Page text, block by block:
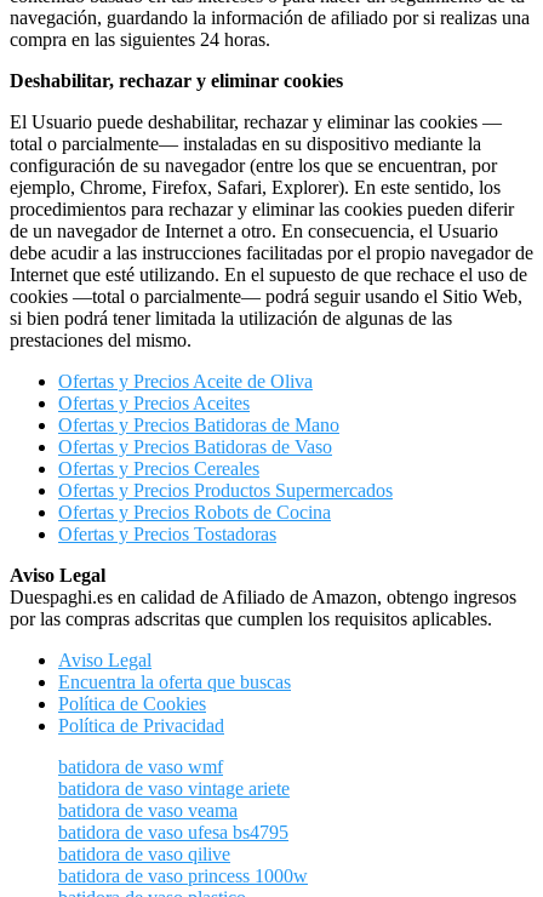
navegación, guardando la información de afiliado por si realizas una
compra en las siguientes 24 horas.
Deshabilitar, rechazar y eliminar cookies
El Usuario puede deshabilitar, rechazar y eliminar las cookies —
total o parcialmente— instaladas en su dispositivo mediante la
configuración de su navegador (entre los que se encuentran, por
ejemplo, Chrome, Firefox, Safari, Explorer). En este sentido, los
procedimientos para rechazar y eliminar las cookies pueden diferir
de un navegador de Internet a otro. En consecuencia, el Usuario
debe acudir a las instrucciones facilitadas por el propio navegador de
Internet que esté utilizando. En el supuesto de que rechace el uso de
cookies —total o parcialmente— podrá seguir usando el Sitio Web,
si bien podrá tener limitada la utilización de algunas de las
prestaciones del mismo.
Ofertas y Precios Aceite de Oliva
Ofertas y Precios Aceites
Ofertas y Precios Batidoras de Mano
Ofertas y Precios Batidoras de Vaso
Ofertas y Precios Cereales
Ofertas y Precios Productos Supermercados
Ofertas y Precios Robots de Cocina
Ofertas y Precios Tostadoras
Aviso Legal
Duespaghi.es en calidad de Afiliado de Amazon, obtengo ingresos
por las compras adscritas que cumplen los requisitos aplicables.
Aviso Legal
Encuentra la oferta que buscas
Política de Cookies
Política de Privacidad
batidora de vaso wmf
batidora de vaso vintage ariete
batidora de vaso veama
batidora de vaso ufesa bs4795
batidora de vaso qilive
batidora de vaso princess 1000w